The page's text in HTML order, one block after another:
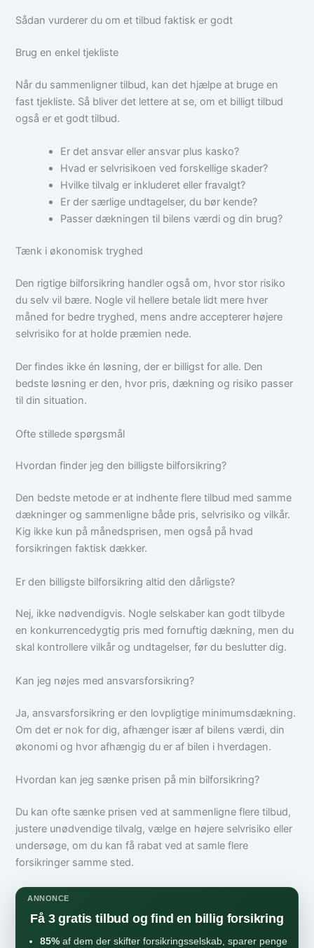
Sådan vurderer du om et tilbud faktisk er godt
Brug en enkel tjekliste
Når du sammenligner tilbud, kan det hjælpe at bruge en
fast tjekliste. Så bliver det lettere at se, om et billigt tilbud
også er et godt tilbud.
Er det ansvar eller ansvar plus kasko?
Hvad er selvrisikoen ved forskellige skader?
Hvilke tilvalg er inkluderet eller fravalgt?
Er der særlige undtagelser, du bør kende?
Passer dækningen til bilens værdi og din brug?
Tænk i økonomisk tryghed
Den rigtige bilforsikring handler også om, hvor stor risiko
du selv vil bære. Nogle vil hellere betale lidt mere hver
måned for bedre tryghed, mens andre accepterer højere
selvrisiko for at holde præmien nede.
Der findes ikke én løsning, der er billigst for alle. Den
bedste løsning er den, hvor pris, dækning og risiko passer
til din situation.
Ofte stillede spørgsmål
Hvordan finder jeg den billigste bilforsikring?
Den bedste metode er at indhente flere tilbud med samme
dækninger og sammenligne både pris, selvrisiko og vilkår.
Kig ikke kun på månedsprisen, men også på hvad
forsikringen faktisk dækker.
Er den billigste bilforsikring altid den dårligste?
Nej, ikke nødvendigvis. Nogle selskaber kan godt tilbyde
en konkurrencedygtig pris med fornuftig dækning, men du
skal kontrollere vilkår og undtagelser, før du beslutter dig.
Kan jeg nøjes med ansvarsforsikring?
Ja, ansvarsforsikring er den lovpligtige minimumsdækning.
Om det er nok for dig, afhænger især af bilens værdi, din
økonomi og hvor afhængig du er af bilen i hverdagen.
Hvordan kan jeg sænke prisen på min bilforsikring?
Du kan ofte sænke prisen ved at sammenligne flere tilbud,
justere unødvendige tilvalg, vælge en højere selvrisiko eller
undersøge, om du kan få rabat ved at samle flere
forsikringer samme sted.
ANNONCE
Få 3 gratis tilbud og find en billig forsikring
85% af dem der skifter forsikringsselskab, sparer penge